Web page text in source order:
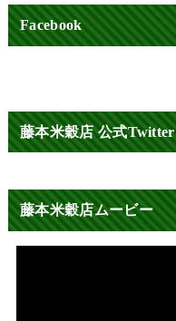
Facebook
藤本米穀店 公式Twitter
藤本米穀店ムービー